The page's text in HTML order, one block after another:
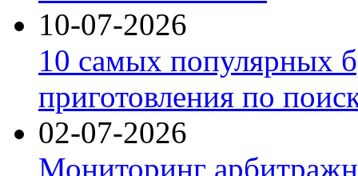
10-07-2026
10 самых популярных
приготовления по
02-07-2026
Мониторинг